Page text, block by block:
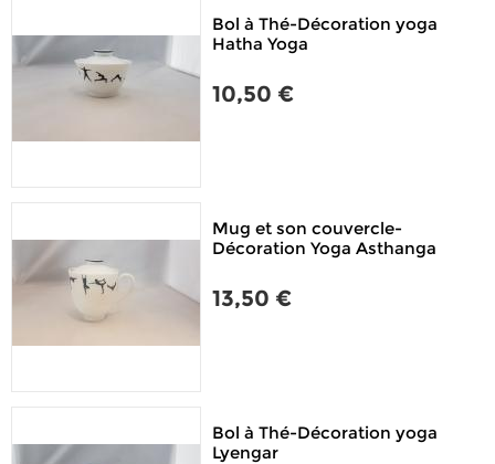
Bol à Thé-Décoration yoga
Hatha Yoga
10,50 €
Mug et son couvercle-
Décoration Yoga Asthanga
13,50 €
Bol à Thé-Décoration yoga
Lyengar